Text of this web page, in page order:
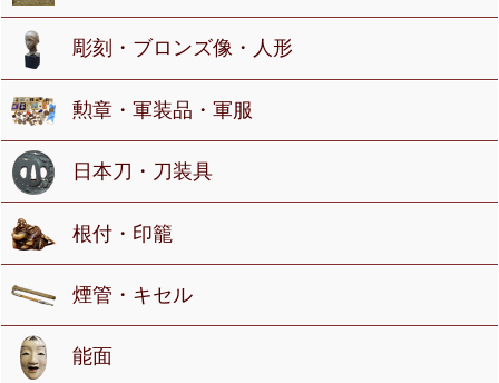
彫刻・ブロンズ像・人形
勲章・軍装品・軍服
日本刀・刀装具
根付・印籠
煙管・キセル
能面